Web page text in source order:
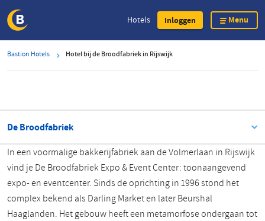
inhoud
gaan
Hotels Inloggen Menu
Bastion Hotels Hotel bij de Broodfabriek in Rijswijk
De Broodfabriek
In een voormalige bakkerijfabriek aan de Volmerlaan in Rijswijk
vind jeDe Broodfabriek Expo & Event Center: toonaangevend
expo- en eventcenter. Sinds de oprichting in 1996 stond het
complex bekend als Darling Market en later Beurshal
Haaglanden. Het gebouw heeft een metamorfose ondergaan tot